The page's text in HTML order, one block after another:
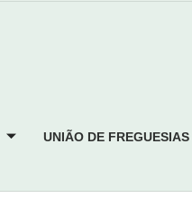
UNIÃO DE FREGUESIAS